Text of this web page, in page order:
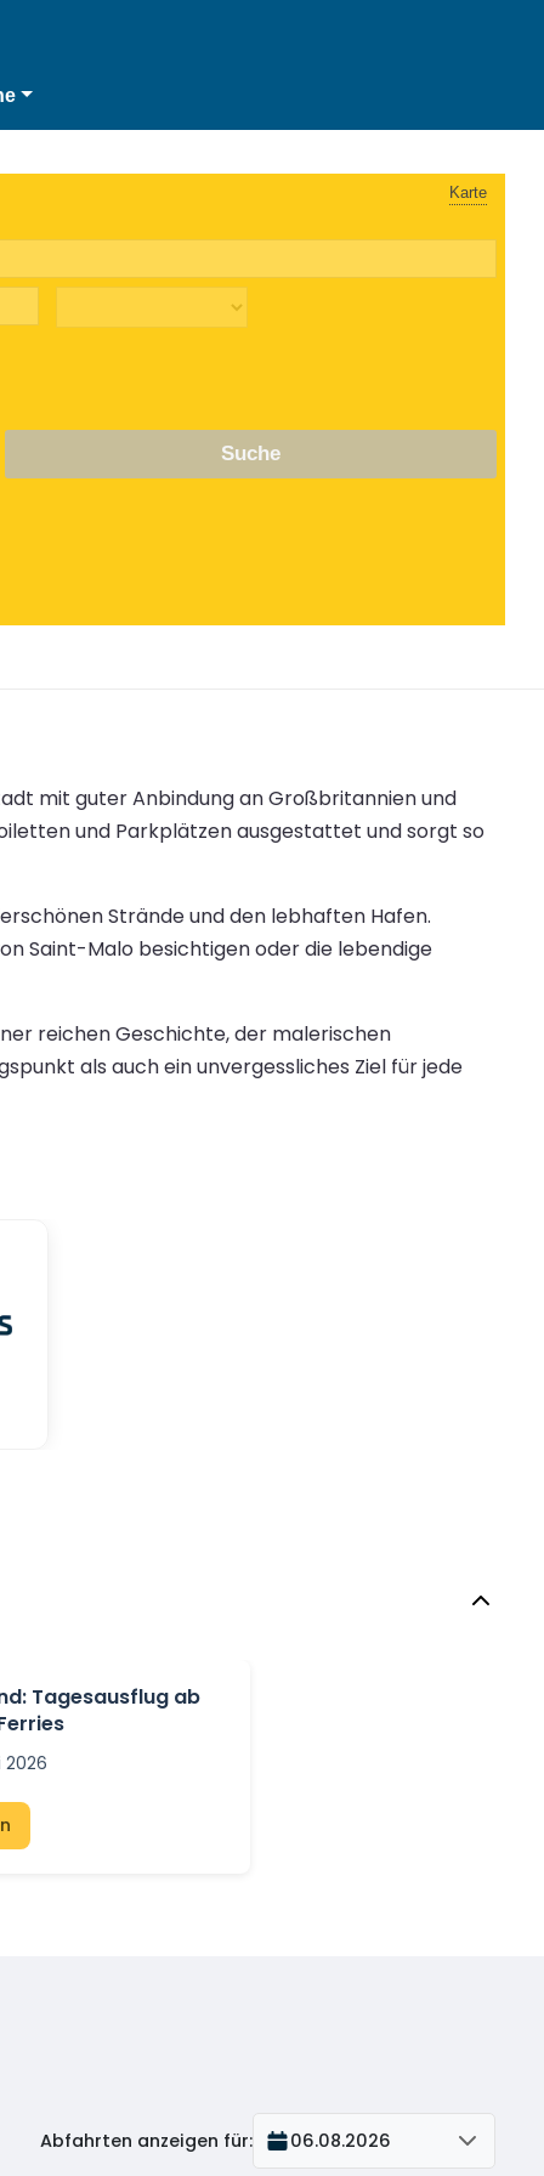
Karte
Suche
mit guter Anbindung an Großbritannien und
und Parkplätzen ausgestattet und sorgt so
Strände und den lebhaften Hafen.
Saint-Malo besichtigen oder die lebendige
reichen Geschichte, der malerischen
als auch ein unvergessliches Ziel für jede
Tagesausflug ab
2026
Abfahrten anzeigen für: 06.08.2026